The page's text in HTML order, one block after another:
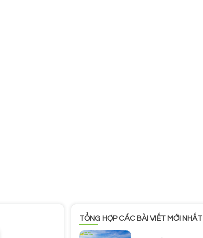
TỔNG HỢP CÁC BÀI VIẾT MỚI NHẤT